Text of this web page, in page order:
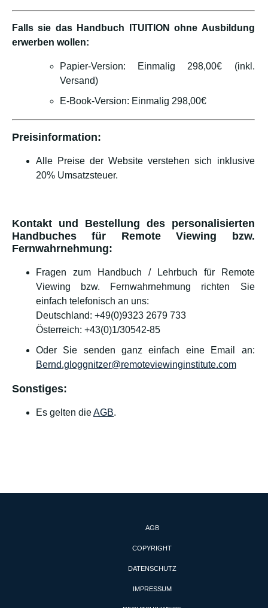
Falls sie das Handbuch ITUITION ohne Ausbildung
erwerben wollen:
Papier-Version: Einmalig 298,00€ (inkl.
Versand)
E-Book-Version: Einmalig 298,00€
Preisinformation:
Alle Preise der Website verstehen sich inklusive
20% Umsatzsteuer.
Kontakt und Bestellung des personalisierten
Handbuches für Remote Viewing bzw.
Fernwahrnehmung:
Fragen zum Handbuch / Lehrbuch für Remote
Viewing bzw. Fernwahrnehmung richten Sie
einfach telefonisch an uns:
Deutschland: +49(0)9323 2679 733
Österreich: +43(0)1/30542-85
Oder Sie senden ganz einfach eine Email an:
Bernd.gloggnitzer@remoteviewinginstitute.com
Sonstiges:
Es gelten dieAGB.
AGB
COPYRIGHT
DATENSCHUTZ
IMPRESSUM